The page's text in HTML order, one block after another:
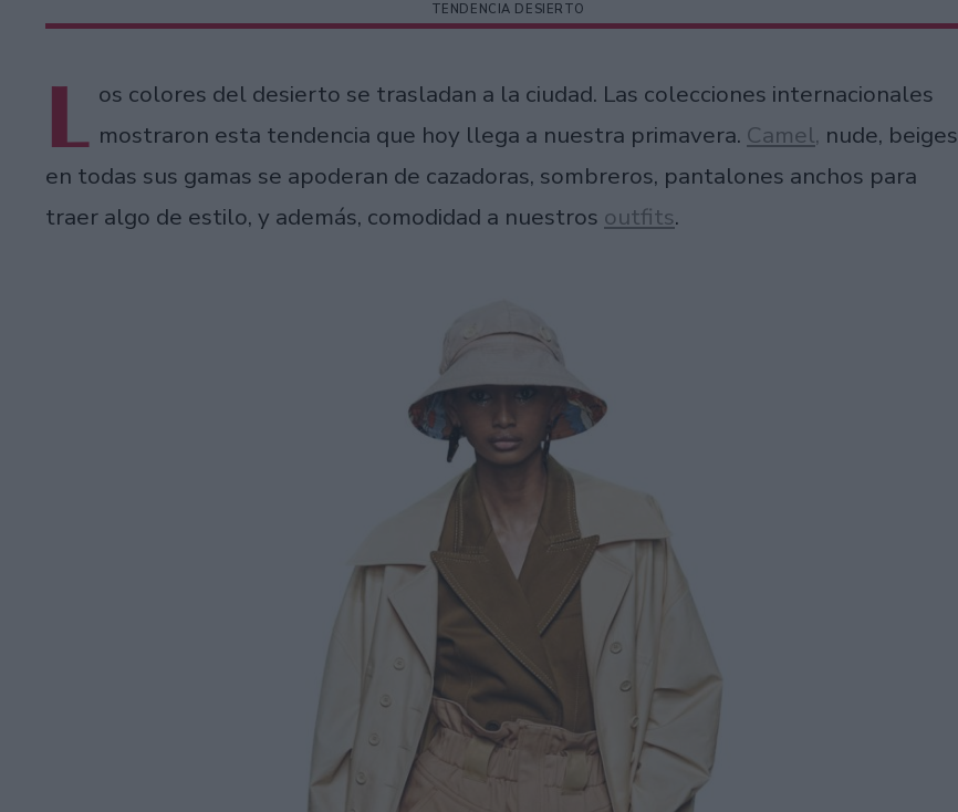
TENDENCIA DESIERTO
L os colores del desierto se trasladan a la ciudad. Las colecciones internacionales
mostraron esta tendencia que hoy llega a nuestra primavera. Camel, nude, beiges
en todas sus gamas se apoderan de cazadoras, sombreros, pantalones anchos para
traer algo de estilo, y además, comodidad a nuestros outfits.